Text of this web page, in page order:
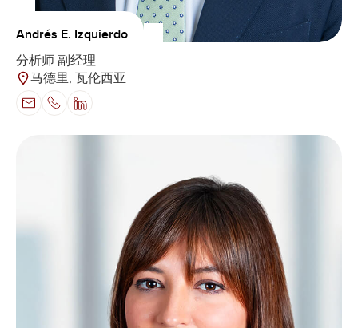
Andrés E. Izquierdo
分析师 副经理
马德里, 瓦伦西亚